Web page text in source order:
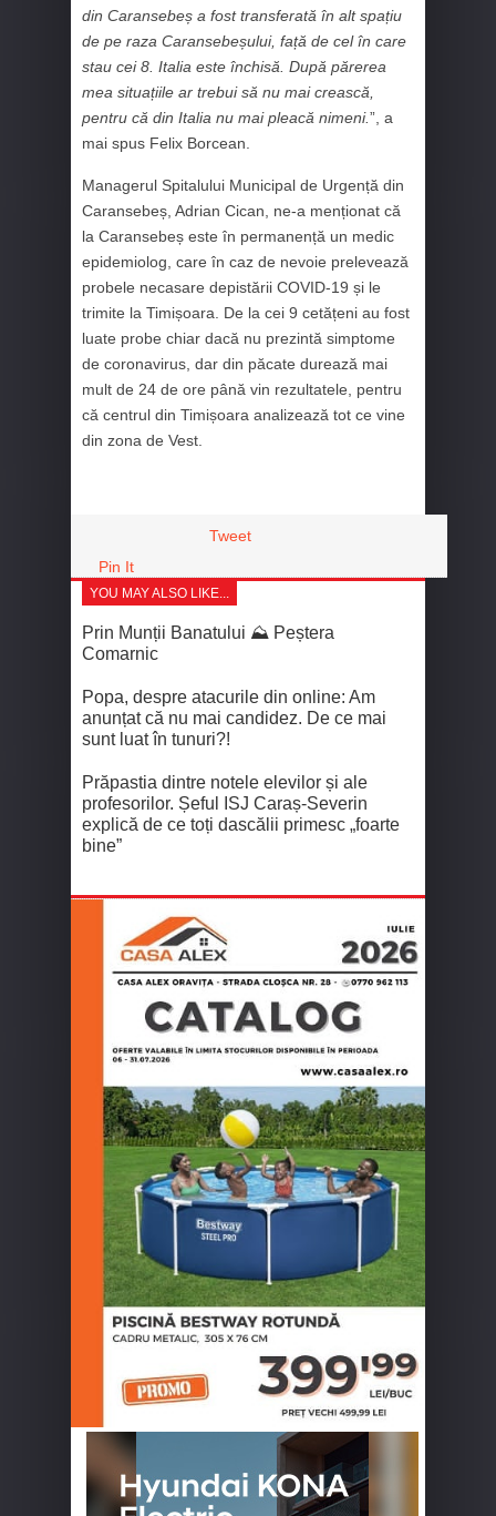
din Caransebeș a fost transferată în alt spațiu
de pe raza Caransebeșului, față de cel în care
stau cei 8. Italia este închisă. După părerea
mea situațiile ar trebui să nu mai crească,
pentru că din Italia nu mai pleacă nimeni.”, a
mai spus Felix Borcean.
Managerul Spitalului Municipal de Urgență din
Caransebeș, Adrian Cican, ne-a menționat că
la Caransebeș este în permanență un medic
epidemiolog, care în caz de nevoie prelevează
probele necasare depistării COVID-19 și le
trimite la Timișoara. De la cei 9 cetățeni au fost
luate probe chiar dacă nu prezintă simptome
de coronavirus, dar din păcate durează mai
mult de 24 de ore până vin rezultatele, pentru
că centrul din Timișoara analizează tot ce vine
din zona de Vest.
Tweet
Pin It
YOU MAY ALSO LIKE...
Prin Munții Banatului ⛰️ Peștera
Comarnic
Popa, despre atacurile din online: Am
anunțat că nu mai candidez. De ce mai
sunt luat în tunuri?!
Prăpastia dintre notele elevilor și ale
profesorilor. Șeful ISJ Caraș-Severin
explică de ce toți dascălii primesc „foarte
bine”